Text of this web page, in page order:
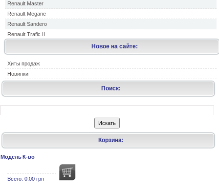
Renault Master
Renault Megane
Renault Sandero
Renault Trafic II
Новое на сайте:
Хиты продаж
Новинки
Поиск:
Корзина:
Модель К-во
Всего: 0.00 грн